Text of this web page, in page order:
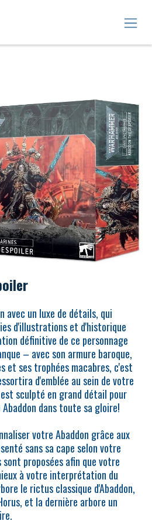
avec un luxe de détails, qui
d'illustrations et d'historique
définitive de ce personnage
– avec son armure baroque,
et ses trophées macabres, c'est
d'emblée au sein de votre
sculpté en grand détail pour
dans toute sa gloire!
votre Abaddon grâce aux
sans sa cape selon votre
proposées afin que votre
à votre interprétation du
le rictus classique d'Abaddon,
et la dernière arbore un